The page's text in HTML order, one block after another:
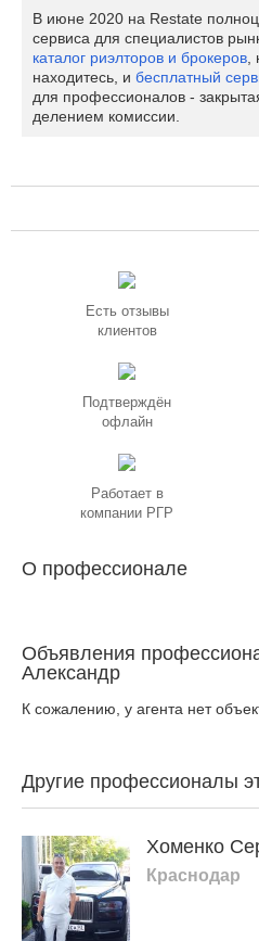
В июне 2020 на Restate
сервиса для специалистов
каталог риэлторов и брокеров
находитесь, и бесплатный
для профессионалов -
делением комиссии.
Есть отзывы
клиентов
Подтверждён
офлайн
Работает в
компании РГР
О профессионале
Объявления
Александр
К сожалению, у агента нет
Другие профессионалы
Хоменко
Краснодар